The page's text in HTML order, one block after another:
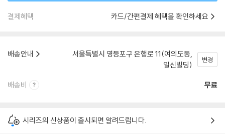
결제혜택 카드/간편결제 혜택을 확인하세요
배송안내
서울특별시 영등포구 은행로 11(여의도동,
일신빌딩)
변경
배송비 무료
시리즈의 신상품이 출시되면 알려드립니다.